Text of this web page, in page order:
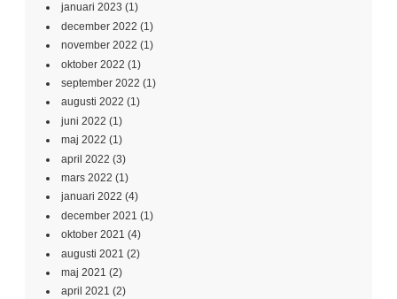
januari 2023 (1)
december 2022 (1)
november 2022 (1)
oktober 2022 (1)
september 2022 (1)
augusti 2022 (1)
juni 2022 (1)
maj 2022 (1)
april 2022 (3)
mars 2022 (1)
januari 2022 (4)
december 2021 (1)
oktober 2021 (4)
augusti 2021 (2)
maj 2021 (2)
april 2021 (2)